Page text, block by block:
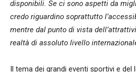
disponibili. Se ci sono aspetti da
credo riguardino soprattutto
mentre dal punto di vista
realtà di assoluto livello
Il tema dei grandi eventi sportivi e